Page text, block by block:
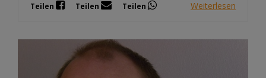
Teilen Teilen Teilen Weiterlesen